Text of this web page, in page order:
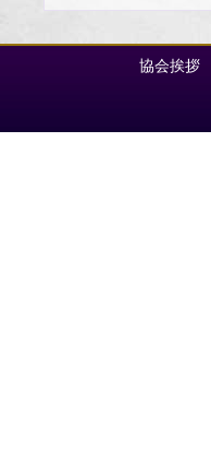
協会挨拶